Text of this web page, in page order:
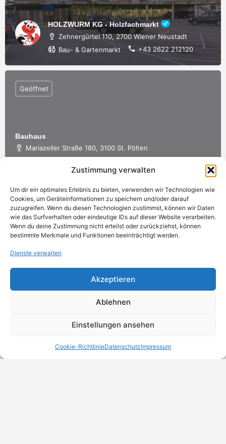
Zustimmung verwalten
Um dir ein optimales Erlebnis zu bieten, verwenden wir Technologien wie
Cookies, um Geräteinformationen zu speichern und/oder darauf
zuzugreifen. Wenn du diesen Technologien zustimmst, können wir Daten
wie das Surfverhalten oder eindeutige IDs auf dieser Website verarbeiten.
Wenn du deine Zustimmung nicht erteilst oder zurückziehst, können
bestimmte Merkmale und Funktionen beeinträchtigt werden.
Dienste verwalten
Akzeptieren
Ablehnen
Einstellungen ansehen
Cookie-RichtlinieDatenschutzImpressum
HOLZWURM KG - Holzfachmarkt
Zehnergürtel 110, 2700 Wiener Neustadt
Bau- & Gartenmarkt
+43 2622 212120
Bauhaus
Mariazeller Straße 180, 3100 St. Pölten
Geöffnet